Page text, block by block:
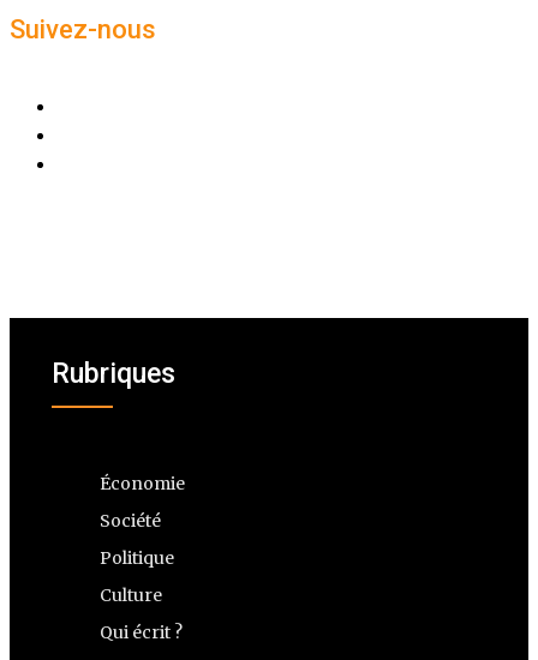
Suivez-nous
Rubriques
Économie
Société
Politique
Culture
Qui écrit ?